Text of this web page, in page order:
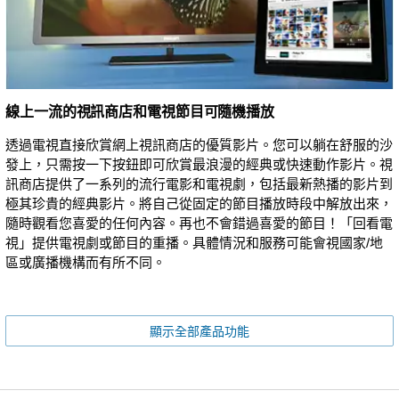
線上一流的視訊商店和電視節目可隨機播放
透過電視直接欣賞網上視訊商店的優質影片。您可以躺在舒服的沙
發上，只需按一下按鈕即可欣賞最浪漫的經典或快速動作影片。視
訊商店提供了一系列的流行電影和電視劇，包括最新熱播的影片到
極其珍貴的經典影片。將自己從固定的節目播放時段中解放出來，
隨時觀看您喜愛的任何內容。再也不會錯過喜愛的節目！「回看電
視」提供電視劇或節目的重播。具體情況和服務可能會視國家/地
區或廣播機構而有所不同。
顯示全部產品功能